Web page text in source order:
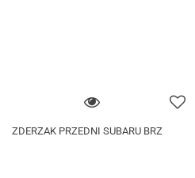
ZDERZAK PRZEDNI SUBARU BRZ